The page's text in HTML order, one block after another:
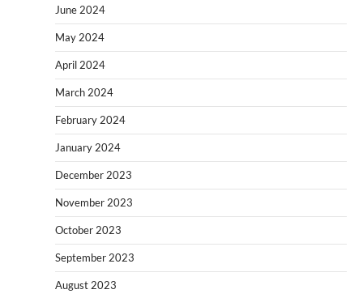
June 2024
May 2024
April 2024
March 2024
February 2024
January 2024
December 2023
November 2023
October 2023
September 2023
August 2023